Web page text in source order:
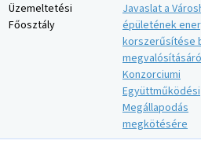
Üzemeltetési
Főosztály
Javaslat a
épületének
korszerűsítése
Konzorciumi
Együttműködési
Megállapodás
megkötésére